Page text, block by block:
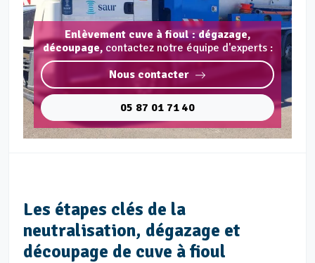
Enlèvement cuve à fioul : dégazage,
découpage, contactez notre équipe d'experts :
Nous contacter
05 87 01 71 40
Les étapes clés de la
neutralisation, dégazage et
découpage de cuve à fioul